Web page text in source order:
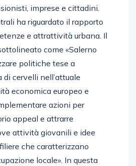
imprese e cittadini.
ha riguardato il rapporto
e attrattività urbana. Il
come «Salerno
politiche tese a
cervelli nell’attuale
economica europeo e
azioni per
appeal e attrarre
attività giovanili e idee
che caratterizzano
locale». In questa